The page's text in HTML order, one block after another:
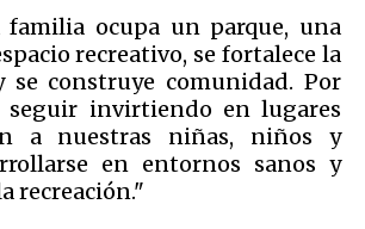
familia ocupa un parque, una
recreativo, se fortalece la
se construye comunidad. Por
seguir invirtiendo en lugares
a nuestras niñas, niños y
en entornos sanos y
recreación."